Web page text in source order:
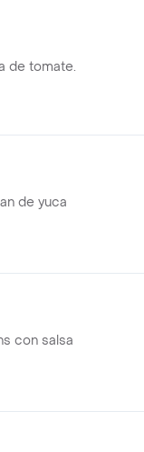
de tomate.
de yuca
con salsa